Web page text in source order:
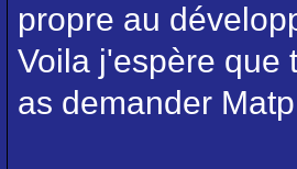
propre au
Voila j'espère que
as demander